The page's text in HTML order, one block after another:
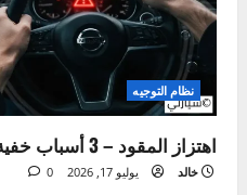
الإضاءة والكهرباء
خالد يوليو 21, 2026